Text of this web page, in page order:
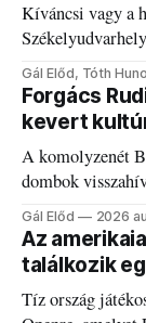
Kíváncsi vagy a
a fogaddal, a
Gál Előd, Tóth
Forgács
kevert
A komolyzenét
dombok
és határokról.
Gál Előd 2026
Az
találkozik
Tíz ország